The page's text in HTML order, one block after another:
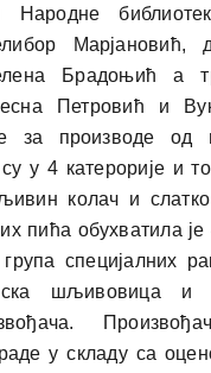
Народне
Марјановић,
Брадоњић а
Петровић и
за производе
у 4 катерорије и
колач и
пића обухватила је
специјалних
шљивовица и
у складу са